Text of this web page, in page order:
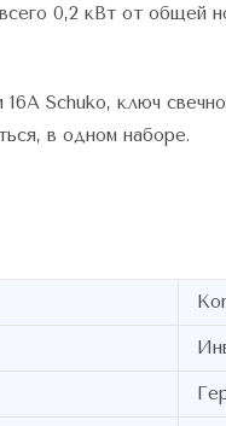
0,2 кВт от общей
16А Schuko, ключ
в одном наборе.